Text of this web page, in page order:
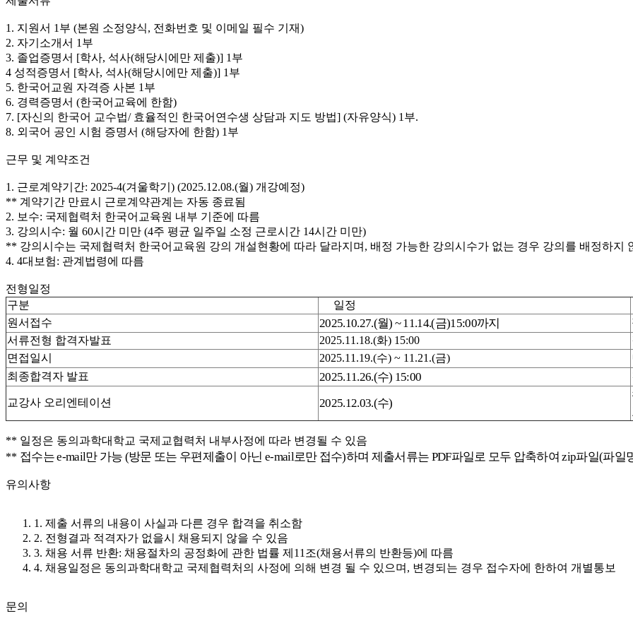
1. 지원서 1부 (본원 소정양식, 전화번호 및 이메일 필수 기재)
2. 자기소개서 1부
3. 졸업증명서 [학사, 석사(해당시에만 제출)] 1부
4 성적증명서 [학사, 석사(해당시에만 제출)] 1부
5. 한국어교원 자격증 사본 1부
6. 경력증명서 (한국어교육에 한함)
7. [자신의 한국어 교수법/ 효율적인 한국어연수생 상담과 지도 방법] (자유양식) 1부.
8. 외국어 공인 시험 증명서 (해당자에 한함) 1부
근무 및 계약조건
1. 근로계약기간: 2025-4(겨울학기) (2025.12.08.(월) 개강예정)
** 계약기간 만료시 근로계약관계는 자동 종료됨
2. 보수: 국제협력처 한국어교육원 내부 기준에 따름
3. 강의시수: 월 60시간 미만 (4주 평균 일주일 소정 근로시간 14시간 미만)
** 강의시수는 국제협력처 한국어교육원 강의 개설현황에 따라 달라지며, 배정 가능한 강의시수가 없는 경우 강의를 배정하지
4. 4대보험: 관계법령에 따름
전형일정
구분
일정
원서접수
2025.10.27.(월) ~ 11.14.(금)15:00까지
서류전형 합격자발표
2025.11.18.(화) 15:00
면접일시
2025.11.19.(수) ~ 11.21.(금)
최종합격자 발표 2025.11.26.(수) 15:00
교강사 오리엔테이션 2025.12.03.(수)
** 일정은 동의과학대학교 국제교협력처 내부사정에 따라 변경될 수 있음
** 접수는 e-mail만 가능 (방문 또는 우편제출이 아닌 e-mail로만 접수)하며 제출서류는 PDF파일로 모두 압축하여 zip파일(파일
유의사항
1. 제출 서류의 내용이 사실과 다른 경우 합격을 취소함
2. 전형결과 적격자가 없을시 채용되지 않을 수 있음
3. 채용 서류 반환: 채용절차의 공정화에 관한 법률 제11조(채용서류의 반환등)에 따름
4. 채용일정은 동의과학대학교 국제협력처의 사정에 의해 변경 될 수 있으며, 변경되는 경우 접수자에 한하여 개별통보
문의